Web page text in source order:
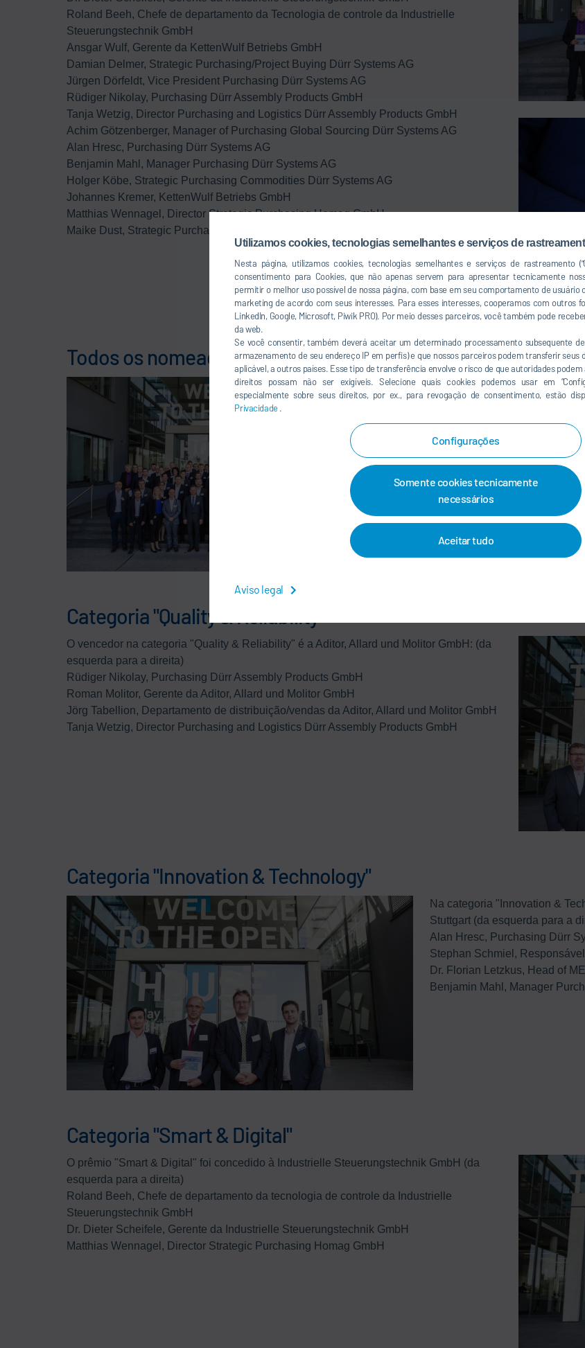
Utilizamos cookies, tecnologias semelhantes e serviços de
Nesta página, utilizamos cookies, tecnologias semelhantes e serviços de rastreamento
consentimento para Cookies, que não apenas servem para apresentar tecnicamente
permitir o melhor uso possível de nossa página, com base em seu comportamento de usuário
marketing de acordo com seus interesses. Para esses interesses, cooperamos com outros
LinkedIn, Google, Microsoft, Piwik PRO). Por meio desses parceiros, você também pode
da web.
Se você consentir, também deverá aceitar um determinado processamento subsequente
armazenamento de seu endereço IP em perfis) e que nossos parceiros podem transferir seus
aplicável, a outros países. Esse tipo de transferência envolve o risco de que autoridades podem
direitos possam não ser exigíveis. Selecione quais cookies podemos usar em
especialmente sobre seus direitos, por ex., para revogação de consentimento, estão
Privacidade .
Configurações
Somente cookies tecnicamente
necessários
Aceitar tudo
Aviso legal
Roland Beeh, Chefe de departamento da Tecnologia de controle da Industrielle
Steuerungstechnik GmbH
Ansgar Wulf, Gerente da KettenWulf Betriebs GmbH
Damian Delmer, Strategic Purchasing/Project Buying Dürr Systems AG
Jürgen Dörfeldt, Vice President Purchasing Dürr Systems AG
Rüdiger Nikolay, Purchasing Dürr Assembly Products GmbH
Tanja Wetzig, Director Purchasing and Logistics Dürr Assembly Products GmbH
Achim Götzenberger, Manager of Purchasing Global Sourcing Dürr Systems AG
Alan Hresc, Purchasing Dürr Systems AG
Benjamin Mahl, Manager Purchasing Dürr Systems AG
Holger Köbe, Strategic Purchasing Commodities Dürr Systems AG
Johannes Kremer, KettenWulf Betriebs GmbH
Matthias Wennagel, Director Strategic Purchasing Homag GmbH
Maike Dust, Strategic Purchasing/Project Buying Dürr Systems AG
Todos os nomeados pela Dürr
Categoria "Quality & Reliability"
O vencedor na categoria "Quality & Reliability" é a Aditor, Allard und Molitor GmbH: (da
esquerda para a direita)
Rüdiger Nikolay, Purchasing Dürr Assembly Products GmbH
Roman Molitor, Gerente da Aditor, Allard und Molitor GmbH
Jörg Tabellion, Departamento de distribuição/vendas da Aditor, Allard und Molitor GmbH
Tanja Wetzig, Director Purchasing and Logistics Dürr Assembly Products GmbH
Categoria "Innovation & Technology"
Na categoria "Innovation &
Stuttgart (da esquerda para a
Alan Hresc, Purchasing Dürr
Stephan Schmiel,
Dr. Florian Letzkus, Head of
Benjamin Mahl, Manager
Categoria "Smart & Digital"
O prêmio "Smart & Digital" foi concedido à Industrielle Steuerungstechnik GmbH (da
esquerda para a direita)
Roland Beeh, Chefe de departamento da tecnologia de controle da Industrielle
Steuerungstechnik GmbH
Dr. Dieter Scheifele, Gerente da Industrielle Steuerungstechnik GmbH
Matthias Wennagel, Director Strategic Purchasing Homag GmbH